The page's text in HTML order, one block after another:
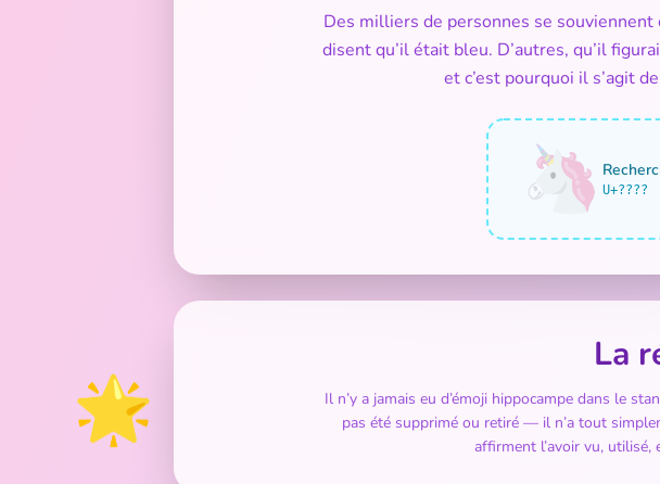
🌟
Des milliers de personnes se
disent qu’il était bleu. D’autres, qu’il
et c’est pourquoi il s’agit
🦄 U+????
La
Il n’y a jamais eu d’émoji hippocampe dans le
pas été supprimé ou retiré — il n’a tout
affirment l’avoir vu,